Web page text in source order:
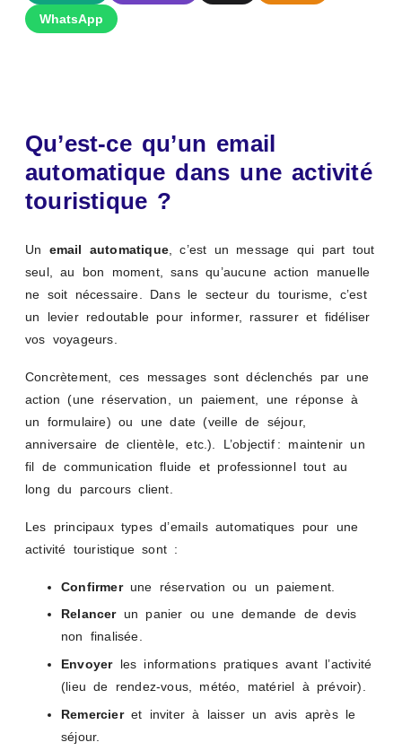
WhatsApp
Qu’est-ce qu’un email
automatique dans une activité
touristique ?
Un email automatique, c’est un message qui part tout
seul, au bon moment, sans qu’aucune action manuelle
ne soit nécessaire. Dans le secteur du tourisme, c’est
un levier redoutable pour informer, rassurer et fidéliser
vos voyageurs.
Concrètement, ces messages sont déclenchés par une
action (une réservation, un paiement, une réponse à
un formulaire) ou une date (veille de séjour,
anniversaire de clientèle, etc.). L’objectif : maintenir un
fil de communication fluide et professionnel tout au
long du parcours client.
Les principaux types d’emails automatiques pour une
activité touristique sont :
Confirmerune réservation ou un paiement.
Relancerun panier ou une demande de devis
non finalisée.
Envoyerles informations pratiques avant l’activité
(lieu de rendez-vous, météo, matériel à prévoir).
Remercieret inviter à laisser un avis après le
séjour.